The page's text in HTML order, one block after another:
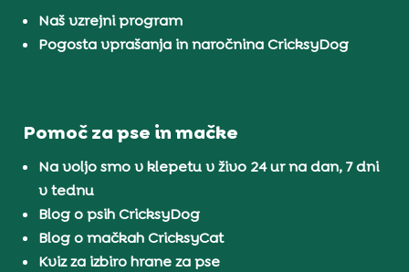
Naš vzrejni program
Pogosta vprašanja in naročnina CricksyDog
Pomoč za pse in mačke
Na voljo smo v klepetu v živo 24 ur na dan, 7 dni
v tednu
Blog o psih CricksyDog
Blog o mačkah CricksyCat
Kviz za izbiro hrane za pse